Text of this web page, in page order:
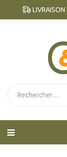
LIVRAISON